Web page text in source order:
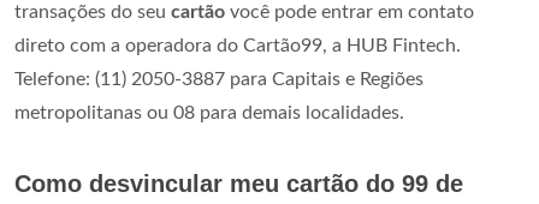
transações do seu cartão você pode entrar em contato
direto com a operadora do Cartão99, a HUB Fintech.
Telefone: (11) 2050-3887 para Capitais e Regiões
metropolitanas ou 08 para demais localidades.
Como desvincular meu cartão do 99 de